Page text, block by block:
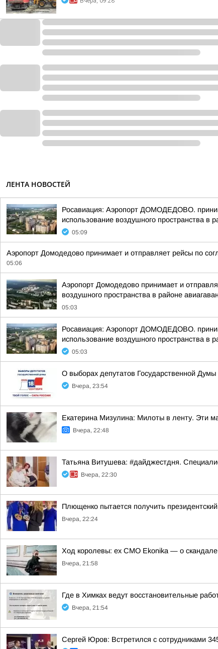
ЛЕНТА НОВОСТЕЙ
Росавиация: Аэропорт ДОМОДЕДОВО.
использование воздушного пространства в
05:09
Аэропорт Домодедово принимает и отправляет рейсы по
05:06
Аэропорт Домодедово принимает и
воздушного пространства в районе
05:03
Росавиация: Аэропорт ДОМОДЕДОВО.
использование воздушного пространства в
05:03
О выборах депутатов Государственной
Вчера, 23:54
Екатерина Мизулина: Милоты в ленту. Эти
Вчера, 22:48
Татьяна Витушева: #дайджестдня.
Вчера, 22:30
Плющенко пытается получить
Вчера, 22:24
Ход королевы: ex CMO Ekonika — о
Вчера, 21:58
Где в Химках ведут восстановительные
Вчера, 21:54
Сергей Юров: Встретился с сотрудниками